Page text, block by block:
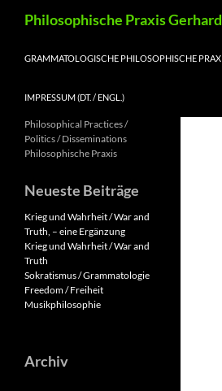
Philosophische Praxis
GRAMMATOLOGISCHE PHILOSOPHISCHE
IMPRESSUM (DT. / ENGL.)
Philosophical Practices /
Politics / Disseminations
Philosophische Praxis
Neueste Beiträge
Krieg und Wahrheit / War and
Truth, – eine Ergänzung
Krieg und Wahrheit / War and
Truth
Sokratismus / Grammatologie
Freedom / Freiheit
Musikphilosophie
Archiv